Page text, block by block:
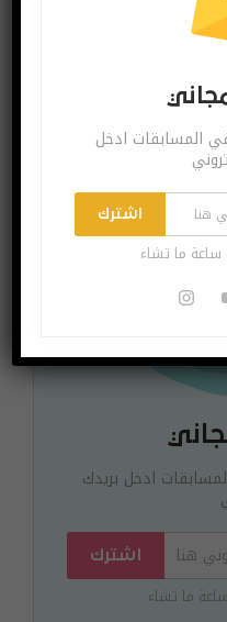
Twitter
ادخل بريدك
اشترك
ما تشاء
المسابقات ادخل
اشترك
ساعة ما تشاء